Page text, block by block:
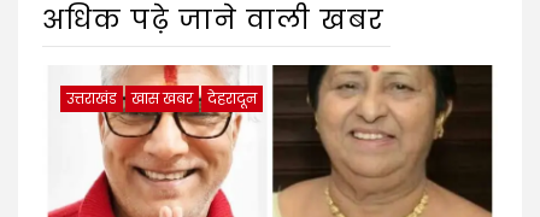
अधिक पढ़े जाने वाली खबर
उत्तराखंड खास खबर देहरादून